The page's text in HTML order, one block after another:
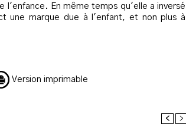
l'enfance. En même temps qu'elle a inversé
une marque due à l'enfant, et non plus à
Version imprimable
< >